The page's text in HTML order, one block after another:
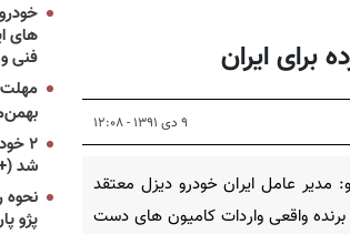
برای ایران
۹ دی ۱۳۹۱ - ۱۲:۰۸
مدیر عامل ایران خودرو دیزل معتقد
واقعی واردات کامیون های دست
های
فنی و
مهلت
۲
شد
نحوه
پژو